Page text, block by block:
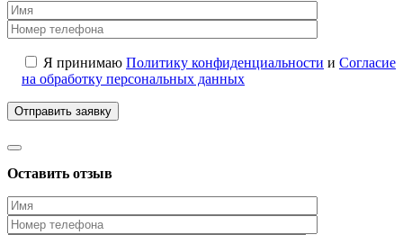
Я принимаю Политику конфиденциальности и Согласие
на обработку персональных данных
Оставить отзыв